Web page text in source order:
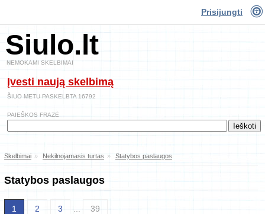
Prisijungti
Siulo.lt
NEMOKAMI SKELBIMAI
Įvesti naują skelbimą
ŠIUO METU PASKELBTA 16792
PAIEŠKOS FRAZĖ
Skelbimai » Nekilnojamasis turtas » Statybos paslaugos
Statybos paslaugos
1 2 3 39